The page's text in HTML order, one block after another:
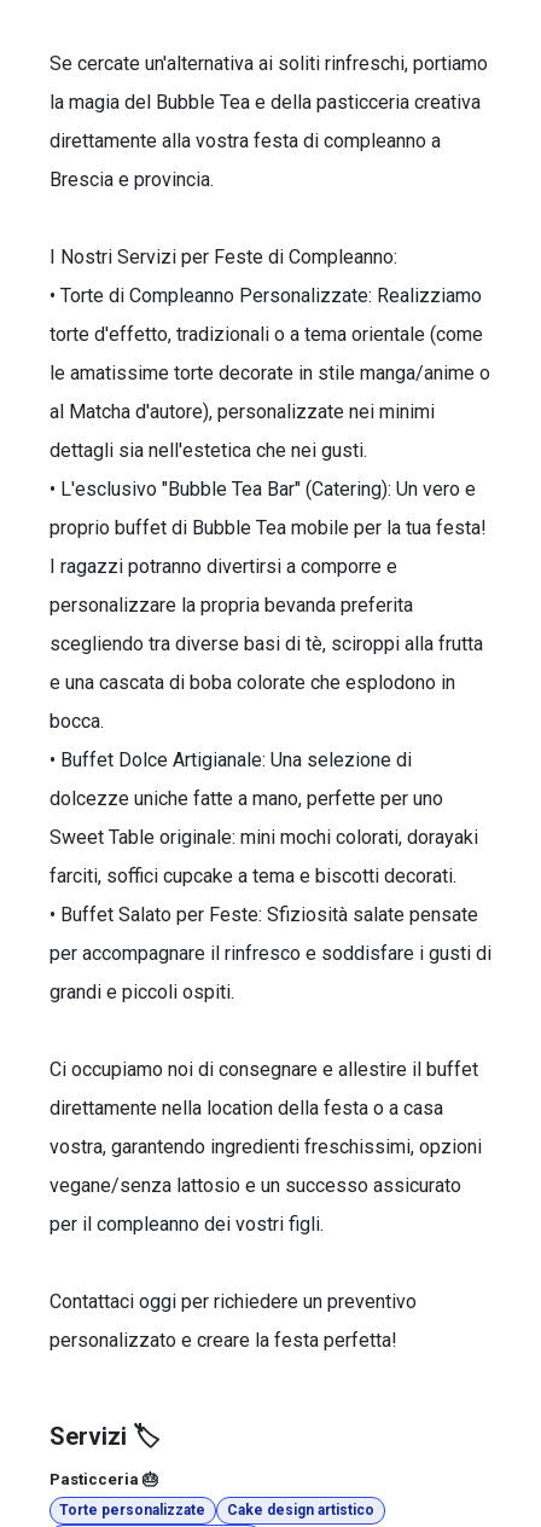
Se cercate un'alternativa ai soliti rinfreschi, portiamo
la magia del Bubble Tea e della pasticceria creativa
direttamente alla vostra festa di compleanno a
Brescia e provincia.
I Nostri Servizi per Feste di Compleanno:
• Torte di Compleanno Personalizzate: Realizziamo
torte d'effetto, tradizionali o a tema orientale (come
le amatissime torte decorate in stile manga/anime o
al Matcha d'autore), personalizzate nei minimi
dettagli sia nell'estetica che nei gusti.
• L'esclusivo "Bubble Tea Bar" (Catering): Un vero e
proprio buffet di Bubble Tea mobile per la tua festa!
I ragazzi potranno divertirsi a comporre e
personalizzare la propria bevanda preferita
scegliendo tra diverse basi di tè, sciroppi alla frutta
e una cascata di boba colorate che esplodono in
bocca.
• Buffet Dolce Artigianale: Una selezione di
dolcezze uniche fatte a mano, perfette per uno
Sweet Table originale: mini mochi colorati, dorayaki
farciti, soffici cupcake a tema e biscotti decorati.
• Buffet Salato per Feste: Sfiziosità salate pensate
per accompagnare il rinfresco e soddisfare i gusti di
grandi e piccoli ospiti.
Ci occupiamo noi di consegnare e allestire il buffet
direttamente nella location della festa o a casa
vostra, garantendo ingredienti freschissimi, opzioni
vegane/senza lattosio e un successo assicurato
per il compleanno dei vostri figli.
Contattaci oggi per richiedere un preventivo
personalizzato e creare la festa perfetta!
Servizi 🏷️
Pasticceria 🎂
Torte personalizzate
Cake design artistico